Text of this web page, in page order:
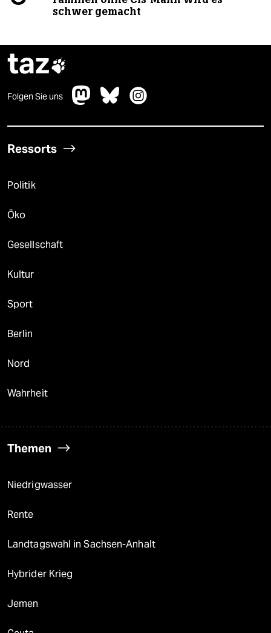
schwer gemacht
taz
Folgen Sie uns
Ressorts
Politik
Öko
Gesellschaft
Kultur
Sport
Berlin
Nord
Wahrheit
Themen
Niedrigwasser
Rente
Landtagswahl in Sachsen-Anhalt
Hybrider Krieg
Jemen